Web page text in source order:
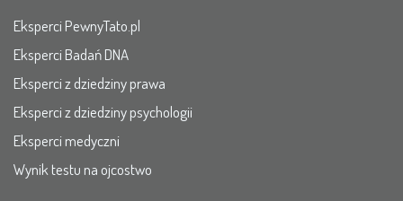
Eksperci PewnyTato.pl
Eksperci Badań DNA
Eksperci z dziedziny prawa
Eksperci z dziedziny psychologii
Eksperci medyczni
Wynik testu na ojcostwo